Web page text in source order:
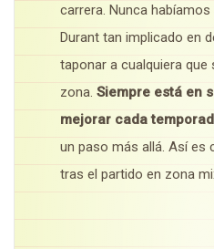
carrera. Nunca
Durant tan implicado en
taponar a cualquiera que
zona. Siempre está en
mejorar cada
un paso más allá. Así es
tras el partido en zona